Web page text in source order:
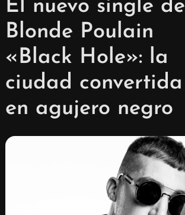
El nuevo single de
Blonde Poulain
«Black Hole»: la
ciudad convertida
en agujero negro